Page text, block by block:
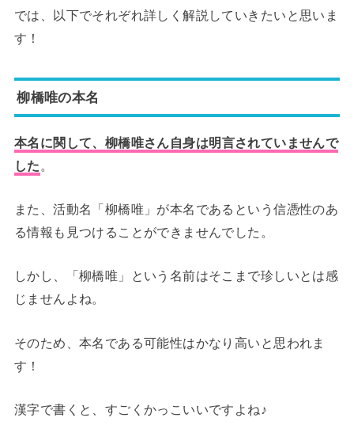
では、以下でそれぞれ詳しく解説していきたいと思いま
す！
柳橋唯の本名
本名に関して、 柳橋唯さん自身は明言されていませんで
した 。
また、活動名「柳橋唯」が本名であるという信憑性のあ
る情報も見つけることができませんでした。
しかし、「柳橋唯」という名前はそこまで珍しいとは感
じませんよね。
そのため、本名である可能性はかなり高いと思われま
す！
漢字で書くと、すごくかっこいいですよね♪